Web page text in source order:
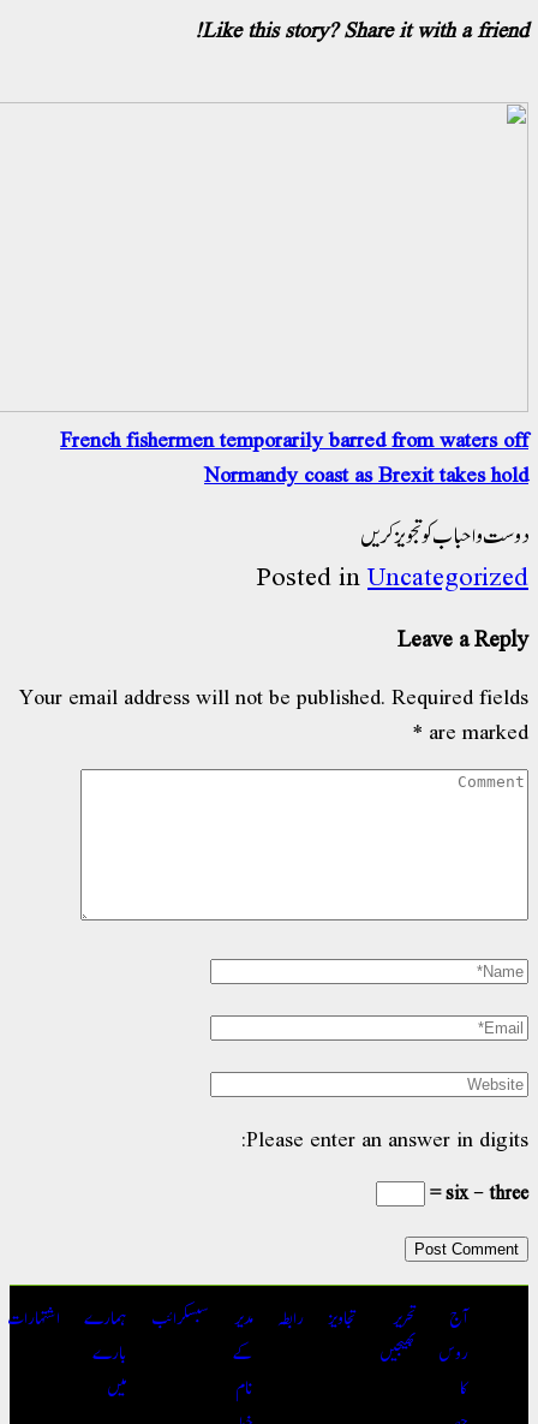
Like this story? Share it with a
French fishermen temporarily barred from waters
Normandy coast as Brexit takes
و احباب کو تجویز کریں
Posted in
Leave a
Your email address will not be published. Required
are
*
Please enter an answer in
six −
روس
بھیجیں
تجاویز رابطہ سبسکرائب
ہمارے
بارے
اشتہارات